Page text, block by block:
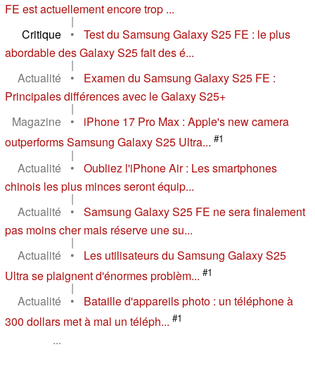
FE est actuellement encore trop ...
|
Critique
•
Test du Samsung Galaxy S25 FE : le plus
abordable des Galaxy S25 fait des é...
|
Actualité
•
Examen du Samsung Galaxy S25 FE :
Principales différences avec le Galaxy S25+
|
Magazine
•
iPhone 17 Pro Max : Apple's new camera
outperforms Samsung Galaxy S25 Ultra... #1
|
Actualité
•
Oubliez l'iPhone Air : Les smartphones
chinois les plus minces seront équip...
|
Actualité
•
Samsung Galaxy S25 FE ne sera finalement
pas moins cher mais réserve une su...
|
Actualité
•
Les utilisateurs du Samsung Galaxy S25
Ultra se plaignent d'énormes problèm... #1
|
Actualité
•
Bataille d'appareils photo : un téléphone à
300 dollars met à mal un téléph... #1
...